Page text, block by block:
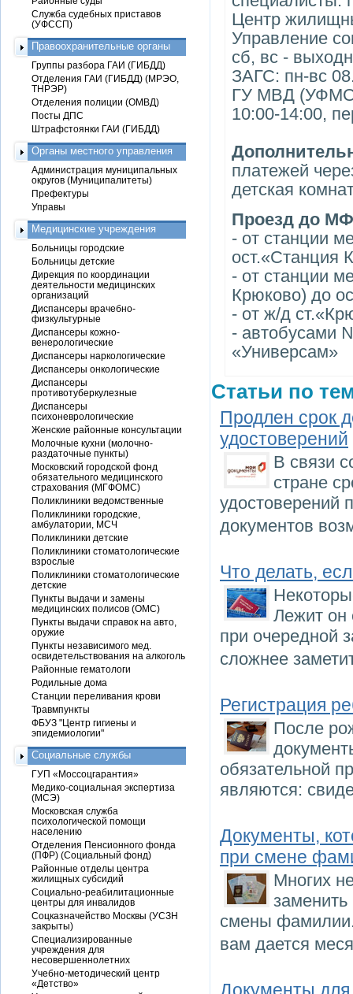
Центр
Управление
сб, вс -
ЗАГС: пн-вс
ГУ МВД (УФМС):
10:00-14:00,
платежей
детская
Проезд до
- от станции
ост.«Станция
- от станции
Крюково) до
- от ж/д
- автобусами
«Универсам»
Статьи по
Продлен срок
удостоверений
В связи
стране
удостоверений
документов
Что делать,
Лежит он
при очередной
сложнее
Регистрация
После
обязательной
являются:
Документы,
при смене
Многих
смены
вам дается
Служба судебных приставов
(УФССП)
Правоохранительные органы
Группы разбора ГАИ (ГИБДД)
Отделения ГАИ (ГИБДД) (МРЭО,
ТНРЭР)
Отделения полиции (ОМВД)
Посты ДПС
Штрафстоянки ГАИ (ГИБДД)
Органы местного управления
Администрация муниципальных
округов (Муниципалитеты)
Префектуры
Управы
Медицинские учреждения
Больницы городские
Больницы детские
Дирекция по координации
деятельности медицинских
организаций
Диспансеры врачебно-
физкультурные
Диспансеры кожно-
венерологические
Диспансеры наркологические
Диспансеры онкологические
Диспансеры
противотуберкулезные
Диспансеры
психоневрологические
Женские районные консультации
Молочные кухни (молочно-
раздаточные пункты)
Московский городской фонд
обязательного медицинского
страхования (МГФОМС)
Поликлиники ведомственные
Поликлиники городские,
амбулатории, МСЧ
Поликлиники детские
Поликлиники стоматологические
взрослые
Поликлиники стоматологические
детские
Пункты выдачи и замены
медицинских полисов (ОМС)
Пункты выдачи справок на авто,
оружие
Пункты независимого мед.
освидетельствования на алкоголь
Районные гематологи
Родильные дома
Станции переливания крови
Травмпункты
ФБУЗ "Центр гигиены и
эпидемиологии"
Социальные службы
ГУП «Моссоцгарантия»
Медико-социальная экспертиза
(МСЭ)
Московская служба
психологической помощи
населению
Отделения Пенсионного фонда
(ПФР) (Социальный фонд)
Районные отделы центра
жилищных субсидий
Социально-реабилитационные
центры для инвалидов
Соцказначейство Москвы (УСЗН
закрыты)
Специализированные
учреждения для
несовершеннолетних
Учебно-методический центр
«Детство»